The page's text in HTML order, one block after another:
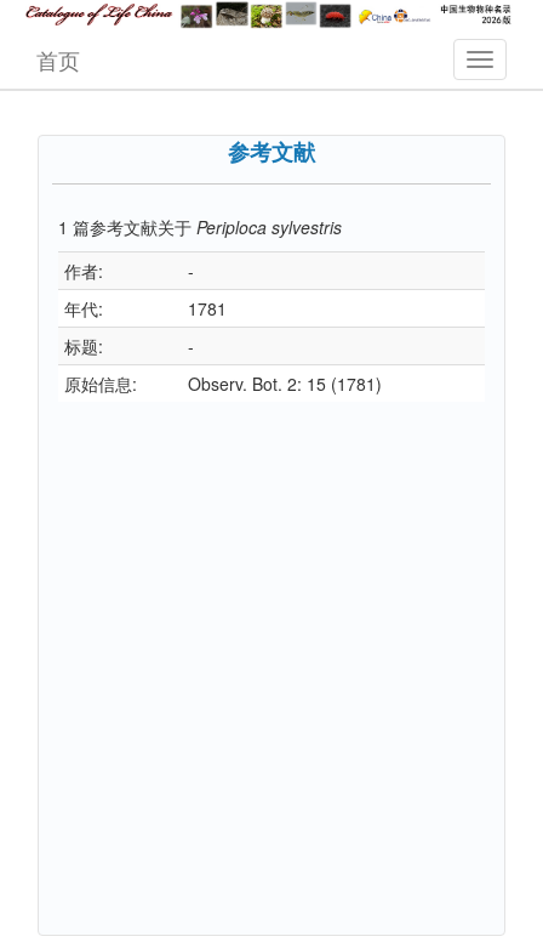
首页
参考文献
1 篇参考文献关于 Periploca sylvestris
作者:
-
年代:
1781
标题:
-
原始信息:
Observ. Bot. 2: 15 (1781)